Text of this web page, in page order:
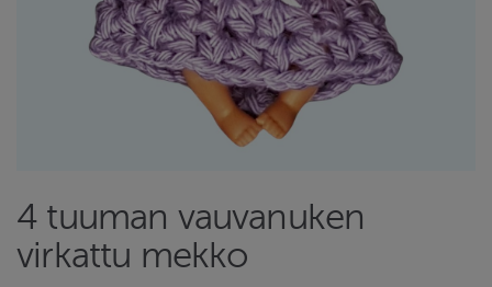
4 tuuman vauvanuken
virkattu mekko